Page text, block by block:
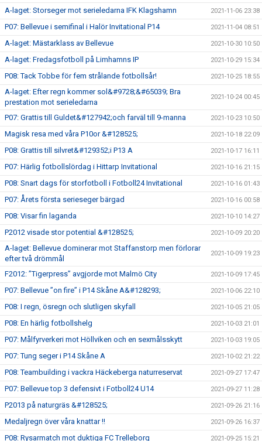
A-laget: Storseger mot serieledarna IFK Klagshamn 2021-11-06 23:38
P07: Bellevue i semifinal i Halör Invitational P14 2021-11-04 08:51
A-laget: Mästarklass av Bellevue 2021-10-30 10:50
A-laget: Fredagsfotboll på Limhamns IP 2021-10-29 15:34
P08: Tack Tobbe för fem strålande fotbollsår! 2021-10-25 18:55
A-laget: Efter regn kommer sol&#9728;&#65039; Bra
prestation mot serieledarna
2021-10-24 00:45
P07: Grattis till Guldet&#127942;och farväl till 9-manna 2021-10-23 10:50
Magisk resa med våra P10or &#128525; 2021-10-18 22:09
P08: Grattis till silvret&#129352;i P13 A 2021-10-17 16:11
P07: Härlig fotbollslördag i Hittarp Invitational 2021-10-16 21:15
P08: Snart dags för storfotboll i Fotboll24 Invitational 2021-10-16 01:43
P07: Årets första serieseger bärgad 2021-10-16 00:58
P08: Visar fin laganda 2021-10-10 14:27
P2012 visade stor potential &#128525; 2021-10-09 20:20
A-laget: Bellevue dominerar mot Staffanstorp men förlorar
efter två drömmål
2021-10-09 19:23
F2012: ”Tigerpress” avgjorde mot Malmö City 2021-10-09 17:45
P07: Bellevue ”on fire” i P14 Skåne A&#128293; 2021-10-06 22:10
P08: I regn, ösregn och slutligen skyfall 2021-10-05 21:05
P08: En härlig fotbollshelg 2021-10-03 21:01
P07: Målfyrverkeri mot Höllviken och en sexmålsskytt 2021-10-03 19:05
P07: Tung seger i P14 Skåne A 2021-10-02 21:22
P08: Teambuilding i vackra Häckeberga naturreservat 2021-09-27 17:47
P07: Bellevue top 3 defensivt i Fotboll24 U14 2021-09-27 11:28
P2013 på naturgräs &#128525; 2021-09-26 21:16
Medaljregn över våra knattar !! 2021-09-26 16:37
P08: Rysarmatch mot duktiga FC Trelleborg 2021-09-25 15:21